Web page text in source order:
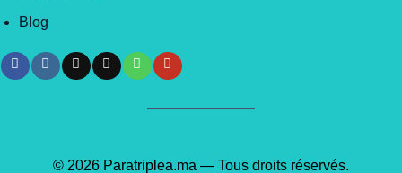
Blog
© 2026 Paratriplea.ma — Tous droits réservés.